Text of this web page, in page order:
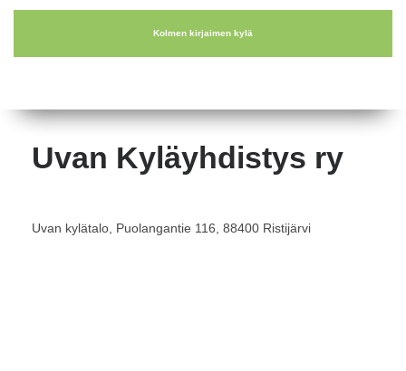
Kolmen kirjaimen kylä
Uvan Kyläyhdistys ry
Uvan kylätalo, Puolangantie 116, 88400 Ristijärvi